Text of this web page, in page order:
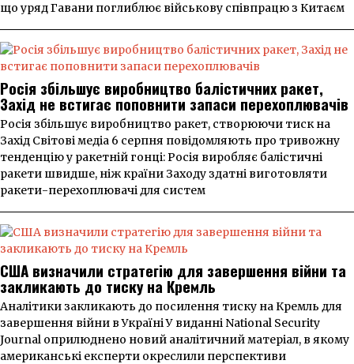
що уряд Гавани поглиблює військову співпрацю з Китаєм
Росія збільшує виробництво балістичних ракет,
Захід не встигає поповнити запаси перехоплювачів
Росія збільшує виробництво ракет, створюючи тиск на
Захід Світові медіа 6 серпня повідомляють про тривожну
тенденцію у ракетній гонці: Росія виробляє балістичні
ракети швидше, ніж країни Заходу здатні виготовляти
ракети-перехоплювачі для систем
США визначили стратегію для завершення війни та
закликають до тиску на Кремль
Аналітики закликають до посилення тиску на Кремль для
завершення війни в Україні У виданні National Security
Journal оприлюднено новий аналітичний матеріал, в якому
американські експерти окреслили перспективи